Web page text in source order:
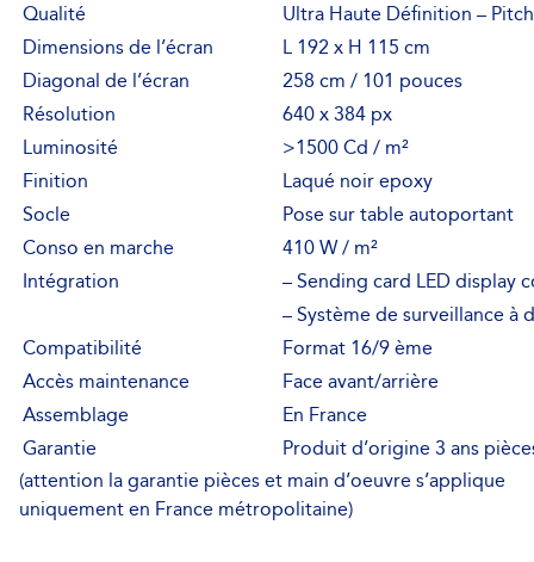
Qualité
Ultra Haute Définition –
Dimensions de l’écran
L 192 x H 115 cm
Diagonal de l’écran
258 cm / 101 pouces
Résolution
640 x 384 px
Luminosité
>1500 Cd / m²
Finition
Laqué noir epoxy
Socle
Pose sur table autoportant
Conso en marche
410 W / m²
Intégration
– Sending card LED display
– Système de surveillance à
Compatibilité
Format 16/9 ème
Accès maintenance
Face avant/arrière
Assemblage
En France
Garantie
Produit d’origine 3 ans
(attention la garantie pièces et main d’oeuvre s’applique
uniquement en France métropolitaine)